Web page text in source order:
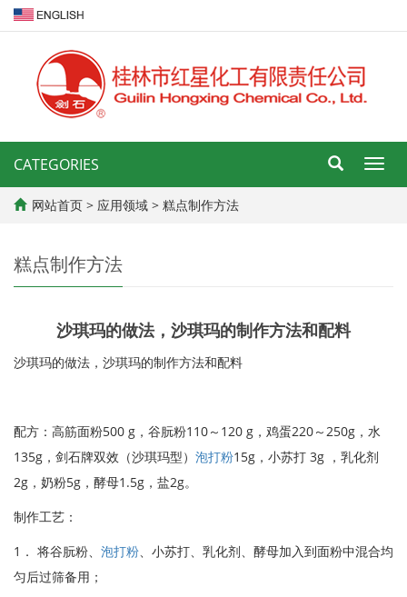
导
航
CATEGORIES
网站首页 > 应用领域 > 糕点制作方法
糕点制作方法
沙琪玛的做法，沙琪玛的制作方法和配料
沙琪玛的做法，沙琪玛的制作方法和配料
配方：高筋面粉500 g，谷朊粉110～120 g，鸡蛋220～250g，水
135g，剑石牌双效（沙琪玛型） 泡打粉15g，小苏打 3g ，乳化剂
2g，奶粉5g，酵母1.5g，盐2g。
制作工艺：
1． 将谷朊粉、 泡打粉、小苏打、乳化剂、酵母加入到面粉中混合均
匀后过筛备用；